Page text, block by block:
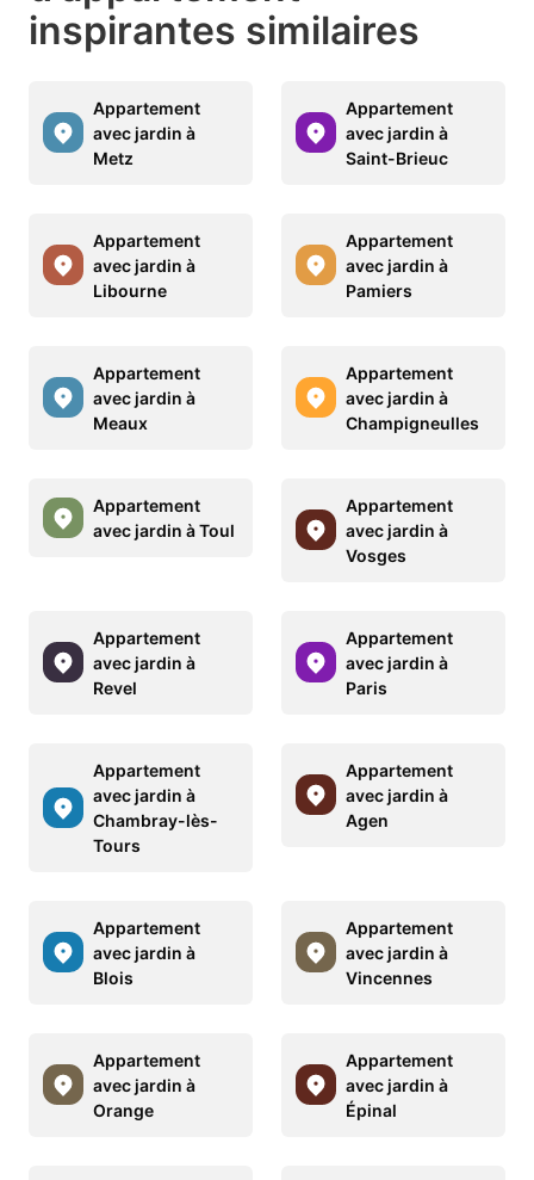
inspirantes similaires
Appartement
avec jardin à
Metz
Appartement
avec jardin à
Saint-Brieuc
Appartement
avec jardin à
Libourne
Appartement
avec jardin à
Pamiers
Appartement
avec jardin à
Meaux
Appartement
avec jardin à
Champigneulles
Appartement
avec jardin à Toul
Appartement
avec jardin à
Vosges
Appartement
avec jardin à
Revel
Appartement
avec jardin à
Paris
Appartement
avec jardin à
Chambray-lès-
Tours
Appartement
avec jardin à
Agen
Appartement
avec jardin à
Blois
Appartement
avec jardin à
Vincennes
Appartement
avec jardin à
Orange
Appartement
avec jardin à
Épinal